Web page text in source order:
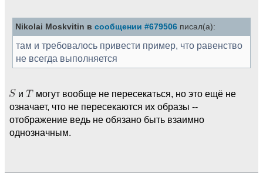
Nikolai Moskvitin в сообщении #679506 писал(а):
там и требовалось привести пример, что равенство
не всегда выполняется
и
могут вообще не пересекаться, но это ещё не
означает, что не пересекаются их образы --
отображение ведь не обязано быть взаимно
однозначным.